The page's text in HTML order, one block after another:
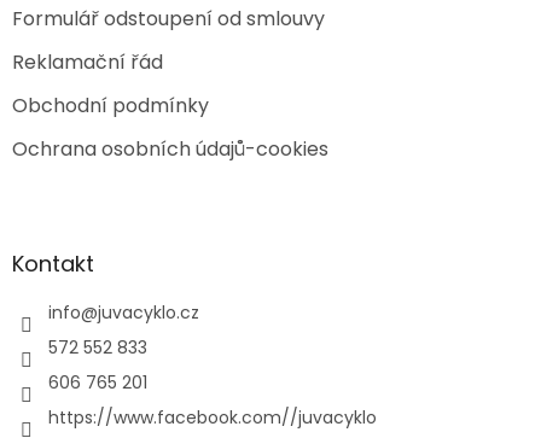
Formulář odstoupení od smlouvy
Reklamační řád
Obchodní podmínky
Ochrana osobních údajů-cookies
Kontakt
info@juvacyklo.cz
572 552 833
606 765 201
https://www.facebook.com//juvacyklo